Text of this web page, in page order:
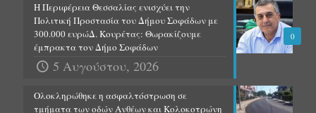
0
Η Περιφέρεια Θεσσαλίας ενισχύει την
Πολιτική Προστασία του Δήμου Σοφάδων με
300.000 ευρώΔ. Κουρέτας: Θωρακίζουμε
έμπρακτα τον Δήμο Σοφάδων
5 Αυγούστου, 2026
Ολοκληρώθηκε η ασφαλτόστρωση σε
τμήματα των οδών Ανθέων και Κολοκοτρώνη